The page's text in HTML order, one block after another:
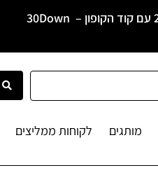
30Down
מותגים לקוחות ממליצים